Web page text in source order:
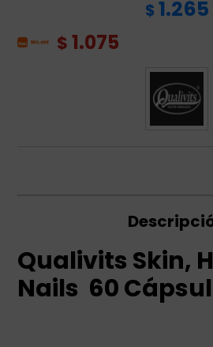
$ 1.265
$ 1.075
Qualivits Skin,
Nails 60